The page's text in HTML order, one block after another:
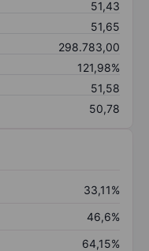
51,43
51,65
298.783,00
121,98%
51,58
50,78
33,11%
46,6%
64,15%